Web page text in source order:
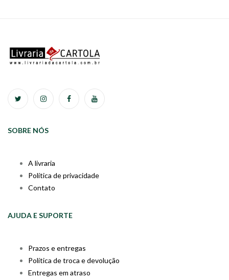
SOBRE NÓS
A livraria
Política de privacidade
Contato
AJUDA E SUPORTE
Prazos e entregas
Política de troca e devolução
Entregas em atraso